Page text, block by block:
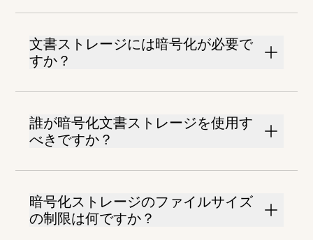
文書ストレージには暗号化が必要で
すか？
誰が暗号化文書ストレージを使用す
べきですか？
暗号化ストレージのファイルサイズ
の制限は何ですか？